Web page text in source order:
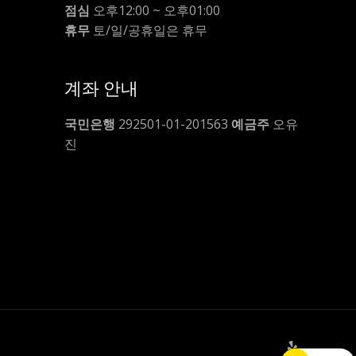
점심 오후12:00 ~ 오후01:00
휴무 토/일/공휴일은 휴무
계좌 안내
국민은행 292501-01-201563 예금주 오유
진